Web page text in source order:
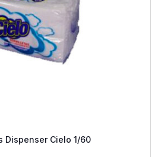
Dispenser Cielo 1/60